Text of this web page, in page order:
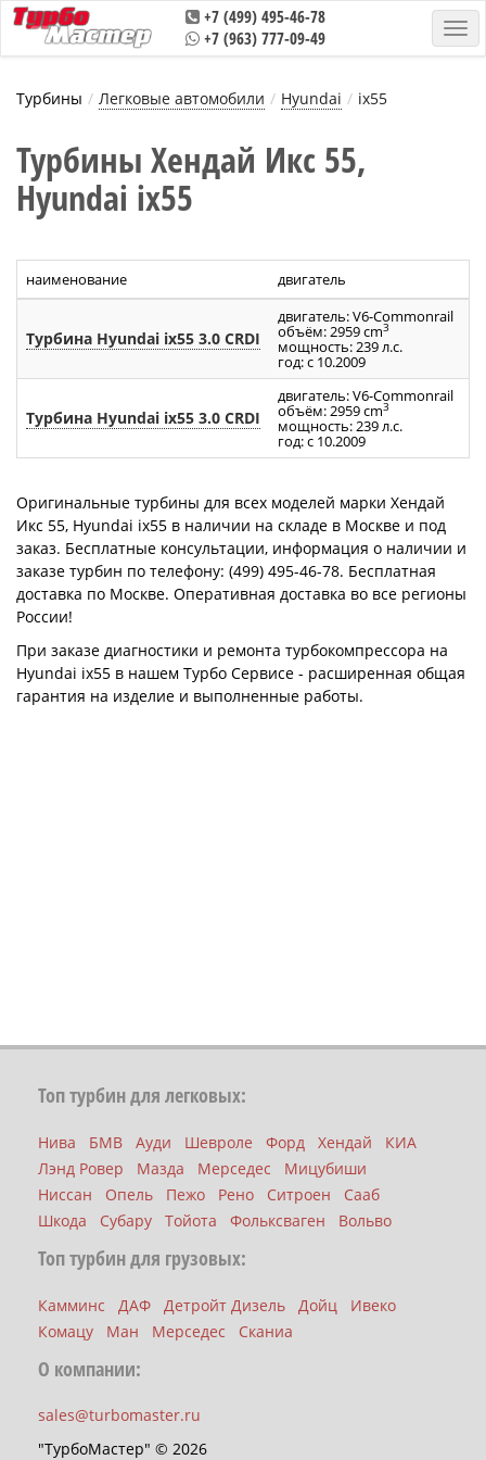
+7 (499) 495-46-78
+7 (963) 777-09-49
Турбины Легковые автомобили Hyundai ix55
Турбины Хендай Икс 55,
Hyundai ix55
наименование двигатель
Турбина Hyundai ix55 3.0 CRDI
двигатель: V6-Commonrail
объём: 2959 cm3
мощность: 239 л.с.
год: с 10.2009
Турбина Hyundai ix55 3.0 CRDI
двигатель: V6-Commonrail
объём: 2959 cm3
мощность: 239 л.с.
год: с 10.2009
Оригинальные турбины для всех моделей марки Хендай
Икс 55, Hyundai ix55 в наличии на складе в Москве и под
заказ. Бесплатные консультации, информация о наличии и
заказе турбин по телефону: (499) 495-46-78. Бесплатная
доставка по Москве. Оперативная доставка во все регионы
России!
При заказе диагностики и ремонта турбокомпрессора на
Hyundai ix55 в нашем Турбо Сервисе - расширенная общая
гарантия на изделие и выполненные работы.
Топ турбин для легковых:
Нива БМВ Ауди Шевроле Форд Хендай
КИА
Лэнд Ровер
Мазда Мерседес
Мицубиши
Ниссан
Опель Пежо Рено Ситроен
Сааб
Шкода
Субару Тойота Фольксваген Вольво
Топ турбин для грузовых:
Камминс ДАФ Детройт Дизель Дойц
Ивеко
Комацу
Ман Мерседес Сканиа
О компании:
sales@turbomaster.ru
"ТурбоМастер" © 2026